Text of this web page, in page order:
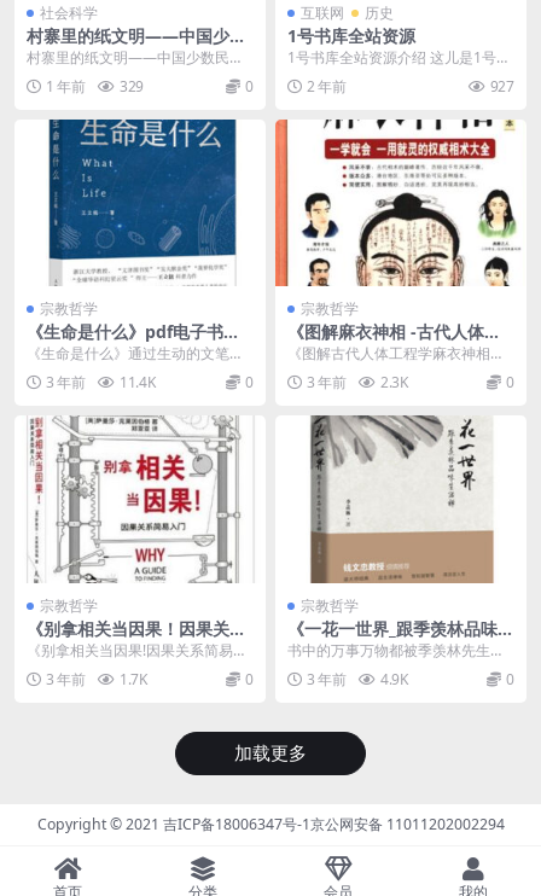
社会科学
村寨里的纸文明——中国少数
民族剪纸艺术传统调查与研究
村寨里的纸文明——中国少数民族
剪纸艺术传统调查与研究（全集共8
卷）介绍 简介： ...
1 年前 329 0
互联网 历史
1号书库全站资源
1号书库全站资源介绍 这儿是1号书
库，欢迎您来这儿免费下载电子
书！ 免责声明：电...
2 年前 927
宗教哲学
《生命是什么》pdf电子书下
载
《生命是什么》通过生动的文笔和
有趣有料的生物学故事，揭开了生
命科学神秘的面纱，不...
3 年前 11.4K 0
宗教哲学
《图解麻衣神相 -古代人体工
程学》PDF电子书免费下载
《图解古代人体工程学麻衣神相》
首先介绍了一些《麻衣神相》概要
信息，进而涉及一些浅...
3 年前 2.3K 0
宗教哲学
《别拿相关当因果！因果关系
简易入门》pdf电子书下载
《别拿相关当因果!因果关系简易入
门》是写给普通人的因果逻辑入门
书，旨在帮助读者培...
3 年前 1.7K 0
宗教哲学
《一花一世界_跟季羡林品味生
活禅》pdf免费下载
书中的万事万物都被季羡林先生赋
予了生命的内涵，老妇人、小男孩
儿，一枝花，一条老狗...
3 年前 4.9K 0
加载更多
Copyright © 2021 吉ICP备18006347号-1京公网安备 11011202002294
首页 分类 会员 我的